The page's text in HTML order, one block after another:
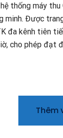
thống máy
minh. Được
đa kênh tiên
cho phép đạt
Thêm